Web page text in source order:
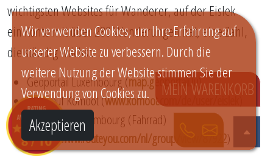
wichtigsten Websites für Wanderer, auf der Eislek
ein Konto mit über 280 Wanderungen hat, eine Zahl,
die ständig wächst.
Geoportail Luxembourg (map.geoportail.lu)
Eislek auf Komoot (www.komoot.com/de/user/eislek
Skoda Tour Luxembourg (Fahrrad)
(https://www.routeyou.com/nl/group/view/87922)
MEIN WARENKORB
Wir verwenden Cookies, um Ihre Erfahrung auf
unserer Website zu verbessern. Durch die
weitere Nutzung der Website stimmen Sie der
Verwendung von Cookies zu.
Akzeptieren